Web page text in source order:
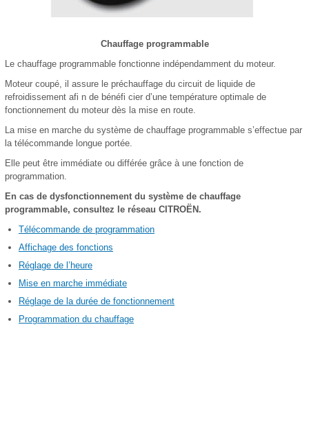
Chauffage programmable
Le chauffage programmable fonctionne indépendamment du moteur.
Moteur coupé, il assure le préchauffage du circuit de liquide de
refroidissement afi n de bénéfi cier d’une température optimale de
fonctionnement du moteur dès la mise en route.
La mise en marche du système de chauffage programmable s’effectue par
la télécommande longue portée.
Elle peut être immédiate ou différée grâce à une fonction de
programmation.
En cas de dysfonctionnement du système de chauffage
programmable, consultez le réseau CITROËN.
Télécommande de programmation
Affichage des fonctions
Réglage de l’heure
Mise en marche immédiate
Réglage de la durée de fonctionnement
Programmation du chauffage